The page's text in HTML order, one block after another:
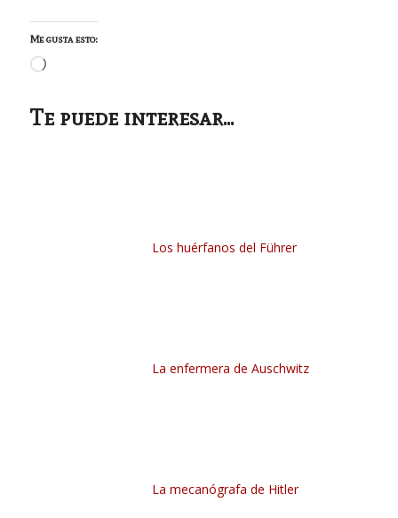
Me gusta esto:
Cargando...
Te puede interesar...
Los huérfanos del Führer
La enfermera de Auschwitz
La mecanógrafa de Hitler